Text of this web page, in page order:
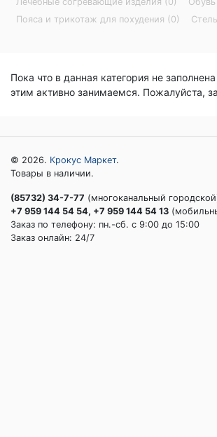
Пояса и трикотаж для похудения (0)
Пока что в данная категория не
этим активно занимаемся. Пожалуйста,
© 2026. Крокус Маркет.
Товары в наличии.
(85732) 34-7-77 (многоканальный
+7 959 144 54 54, +7 959 144 54 13
Заказ по телефону: пн.-сб. c 9:00 до 15:00
Заказ онлайн: 24/7